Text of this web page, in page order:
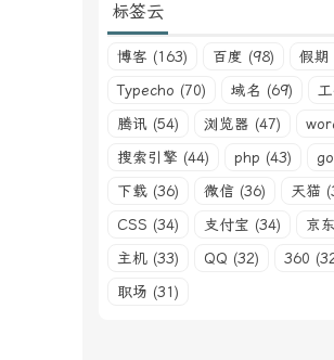
标签云
博客 (163) 百度 (98)
假期
Typecho (70)
域名 (69)
腾讯 (54)
浏览器 (47)
搜索引擎 (44)
php (43)
下载 (36)
微信 (36)
天猫
CSS (34)
支付宝 (34)
京
主机 (33)
QQ (32)
360
职场 (31)